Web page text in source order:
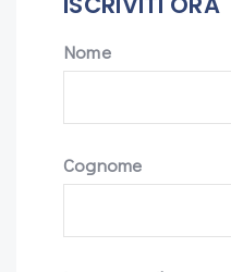
Nome
Cognome